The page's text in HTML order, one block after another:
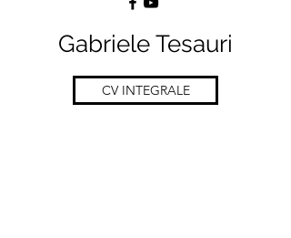
Gabriele Tesauri
CV INTEGRALE